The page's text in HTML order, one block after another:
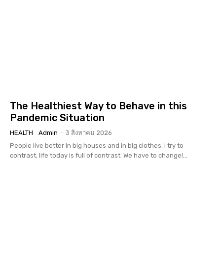
The Healthiest Way to Behave in this
Pandemic Situation
HEALTH Admin - 3 สิงหาคม 2026
People live better in big houses and in big clothes. I try to
contrast; life today is full of contrast. We have to change!...